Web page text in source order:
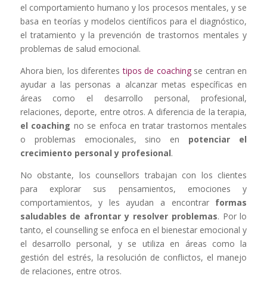
el comportamiento humano y los procesos mentales, y se
basa en teorías y modelos científicos para el diagnóstico,
el tratamiento y la prevención de trastornos mentales y
problemas de salud emocional.
Ahora bien, los diferentestipos de coachingse centran en
ayudar a las personas a alcanzar metas específicas en
áreas como el desarrollo personal, profesional,
relaciones, deporte, entre otros. A diferencia de la terapia,
el coaching no se enfoca en tratar trastornos mentales
o problemas emocionales, sino en potenciar el
crecimiento personal y profesional.
No obstante, los counsellors trabajan con los clientes
para explorar sus pensamientos, emociones y
comportamientos, y les ayudan a encontrar formas
saludables de afrontar y resolver problemas. Por lo
tanto, el counselling se enfoca en el bienestar emocional y
el desarrollo personal, y se utiliza en áreas como la
gestión del estrés, la resolución de conflictos, el manejo
de relaciones, entre otros.